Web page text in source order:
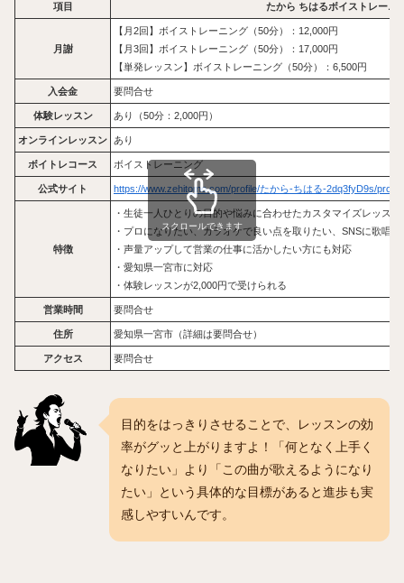
項目 たから ちはるボイストレーニ
月謝
【月2回】ボイストレーニング（50分）：12,000円
【月3回】ボイストレーニング（50分）：17,000円
【単発レッスン】ボイストレーニング（50分）：6,500円
入会金 要問合せ
体験レッスン あり（50分：2,000円）
オンラインレッスン あり
ボイトレコース ボイストレーニング
公式サイト https://www.zehitomo.com/profile/たから-ちはる-2dq3fyD9s/pro/
特徴
・生徒一人ひとりの目的や悩みに合わせたカスタマイズレッスン
・プロになりたい、カラオケで良い点を取りたい、SNSに歌唱
・声量アップして営業の仕事に活かしたい方にも対応
・愛知県一宮市に対応
・体験レッスンが2,000円で受けられる
営業時間 要問合せ
住所 愛知県一宮市（詳細は要問合せ）
アクセス 要問合せ
スクロールできます
目的をはっきりさせることで、レッスンの効
率がグッと上がりますよ！「何となく上手く
なりたい」より「この曲が歌えるようになり
たい」という具体的な目標があると進歩も実
感しやすいんです。